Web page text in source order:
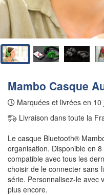
Mambo Casque
Marquées et livrées en 10
Livraison dans toute la
Le casque Bluetooth®
organisation. Disponible en
compatible avec tous les
choisir de le connecter sans
série. Personnalisez-le avec
plus encore.